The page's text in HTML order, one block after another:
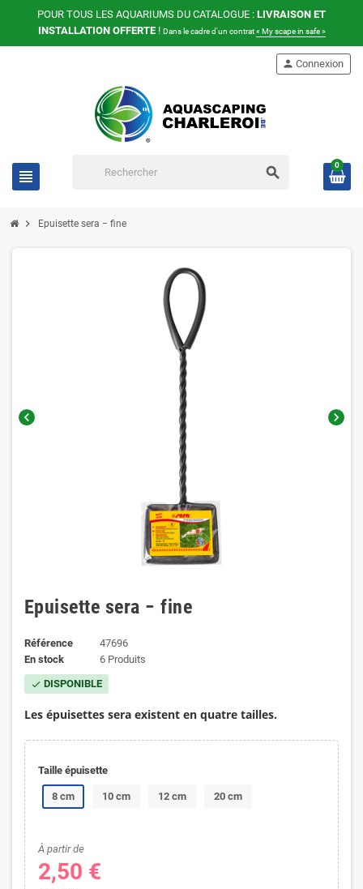
POUR TOUS LES AQUARIUMS DU CATALOGUE : LIVRAISON ET
INSTALLATION OFFERTE! Dans le cadre d'un contrat« My scape in safe »
view_headline search
person Connexion
0
chevron_right Epuisette sera − fine
chevron_left chevron_right
Epuisette sera − fine
Référence
47696
En stock
6 Produits
check DISPONIBLE
Les épuisettes sera existent en quatre tailles.
Taille épuisette
8 cm 10 cm 12 cm 20 cm
À partir de
2,50 €